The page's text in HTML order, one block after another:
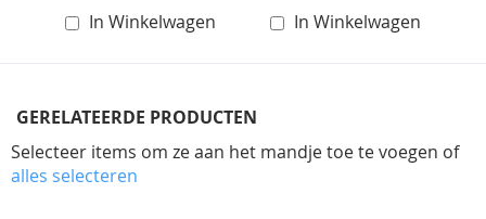
In Winkelwagen In Winkelwagen
GERELATEERDE PRODUCTEN
Selecteer items om ze aan het mandje toe te voegen of
alles selecteren